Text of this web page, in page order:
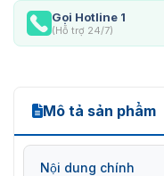
Gọi Hotline 1
(Hỗ trợ 24/7)
Mô tả sản phẩm
Nội dung chính